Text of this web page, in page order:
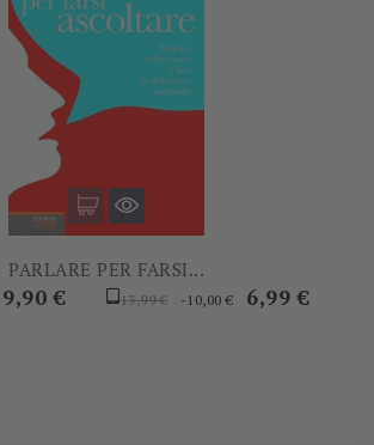
PARLARE PER FARSI...
Prezzo
9,90 €
Prezzo
13,99 € -10,00 € Prezzo
6,99 €